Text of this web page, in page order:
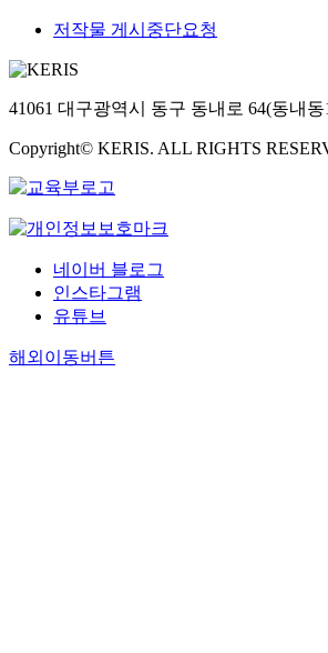
저작물 게시중단요청
41061 대구광역시 동구 동내로 64(동내동
Copyright© KERIS. ALL RIGHTS
네이버 블로그
인스타그램
유튜브
해외이동버튼